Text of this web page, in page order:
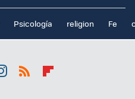
Psicología religion Fe